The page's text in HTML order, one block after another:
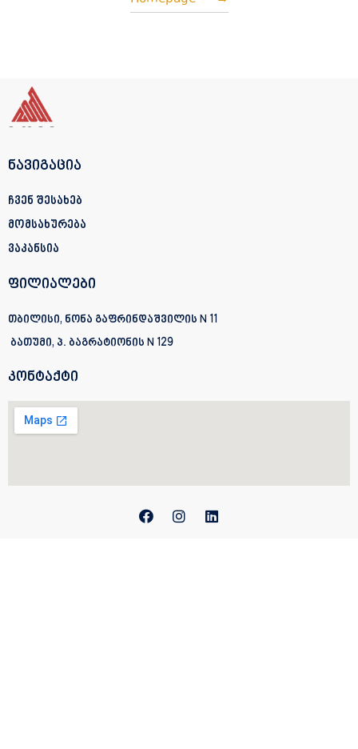
ნავიგაცია
ჩვენ შესახებ
მომსახურება
ვაკანსია
ფილიალები
თბილისი, ნონა გაფრინდაშვილის N 11
ბათუმი, პ. ბაგრატიონის N 129
კონტაქტი